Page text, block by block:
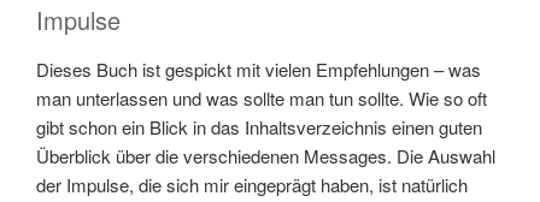
Impulse
Dieses Buch ist gespickt mit vielen Empfehlungen – was
man unterlassen und was sollte man tun sollte. Wie so oft
gibt schon ein Blick in das Inhaltsverzeichnis einen guten
Überblick über die verschiedenen Messages. Die Auswahl
der Impulse, die sich mir eingeprägt haben, ist natürlich